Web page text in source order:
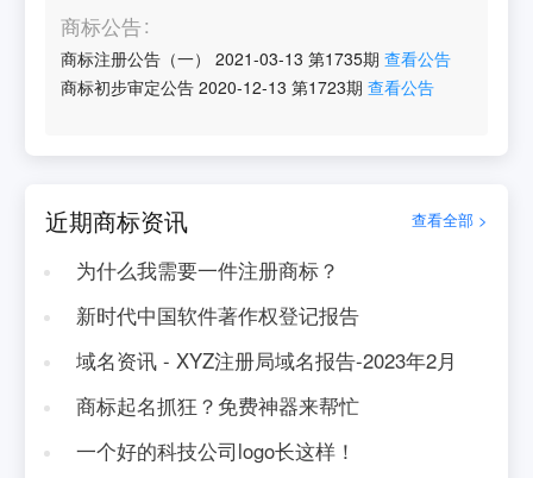
商标公告
商标注册公告（一） 2021-03-13 第1735期 查看公告
商标初步审定公告 2020-12-13 第1723期 查看公告
近期商标资讯 查看全部 >
为什么我需要一件注册商标？
新时代中国软件著作权登记报告
域名资讯 - XYZ注册局域名报告-2023年2月
商标起名抓狂？免费神器来帮忙
一个好的科技公司logo长这样！